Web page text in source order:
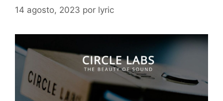
14 agosto, 2023 por lyric